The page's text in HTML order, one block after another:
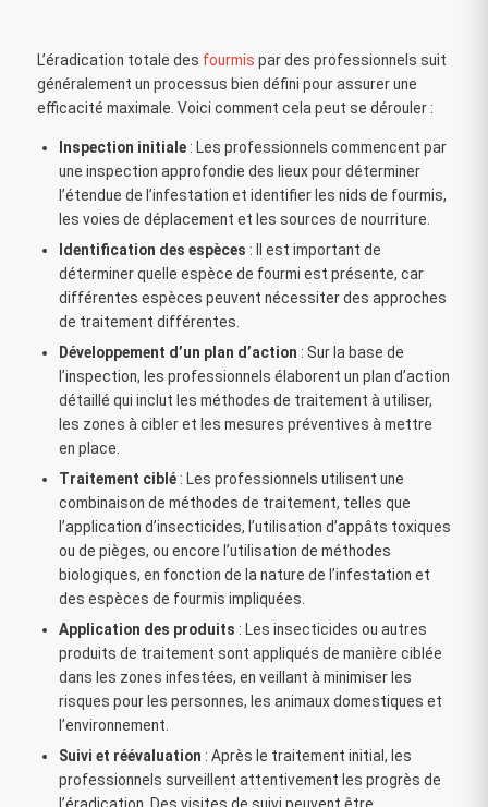
L’éradication totale des fourmis par des professionnels suit
généralement un processus bien défini pour assurer une
efficacité maximale. Voici comment cela peut se dérouler :
Inspection initiale : Les professionnels commencent par
une inspection approfondie des lieux pour déterminer
l’étendue de l’infestation et identifier les nids de fourmis,
les voies de déplacement et les sources de nourriture.
Identification des espèces : Il est important de
déterminer quelle espèce de fourmi est présente, car
différentes espèces peuvent nécessiter des approches
de traitement différentes.
Développement d’un plan d’action : Sur la base de
l’inspection, les professionnels élaborent un plan d’action
détaillé qui inclut les méthodes de traitement à utiliser,
les zones à cibler et les mesures préventives à mettre
en place.
Traitement ciblé : Les professionnels utilisent une
combinaison de méthodes de traitement, telles que
l’application d’insecticides, l’utilisation d’appâts toxiques
ou de pièges, ou encore l’utilisation de méthodes
biologiques, en fonction de la nature de l’infestation et
des espèces de fourmis impliquées.
Application des produits : Les insecticides ou autres
produits de traitement sont appliqués de manière ciblée
dans les zones infestées, en veillant à minimiser les
risques pour les personnes, les animaux domestiques et
l’environnement.
Suivi et réévaluation : Après le traitement initial, les
professionnels surveillent attentivement les progrès de